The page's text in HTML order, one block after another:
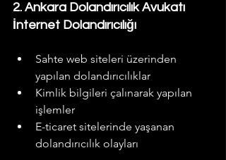
2. Ankara Dolandırıcılık Avukatı
İnternet Dolandırıcılığı
Sahte web siteleri üzerinden
yapılan dolandırıcılıklar
Kimlik bilgileri çalınarak yapılan
işlemler
E-ticaret sitelerinde yaşanan
dolandırıcılık olayları